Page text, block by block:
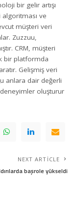
bir gelir artışı
ve
müşteri veri
Zuzzuu,
CRM, müşteri
bir platformda
Gelişmiş veri
anlara dair değerli
oluşturur
NEXT ARTICLE
başrole yükseldi